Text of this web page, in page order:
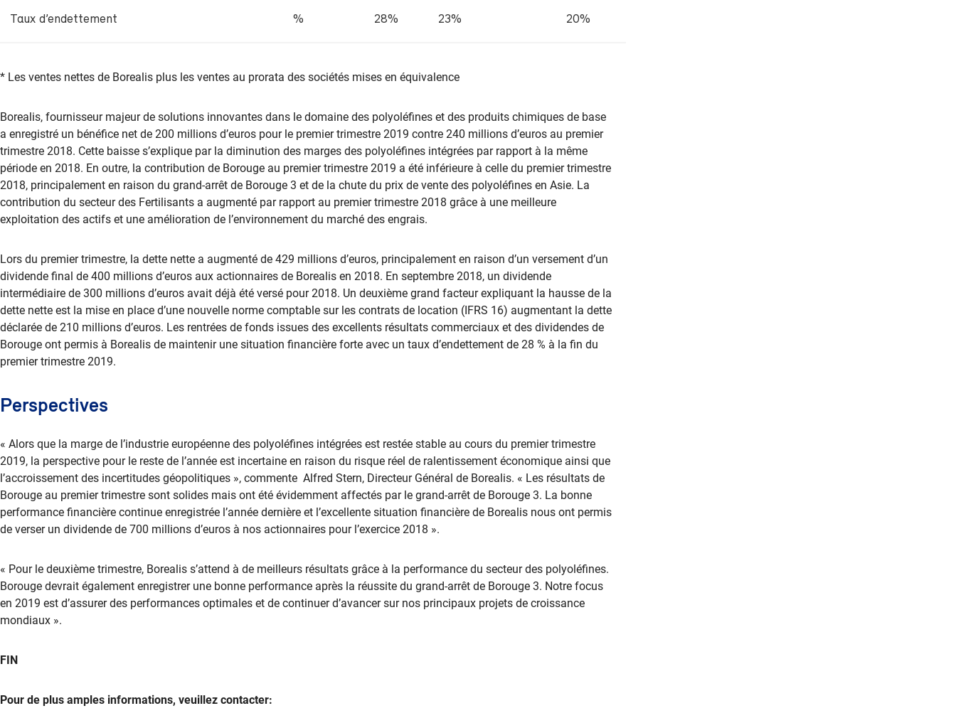
Taux d’endettement % 28% 23% 20%
* Les ventes nettes de Borealis plus les ventes au prorata des sociétés mises en équivalence
Borealis, fournisseur majeur de solutions innovantes dans le domaine des polyoléfines et des produits chimiques de base
a enregistré un bénéfice net de 200 millions d’euros pour le premier trimestre 2019 contre 240 millions d’euros au premier
trimestre 2018. Cette baisse s’explique par la diminution des marges des polyoléfines intégrées par rapport à la même
période en 2018. En outre, la contribution de Borouge au premier trimestre 2019 a été inférieure à celle du premier trimestre
2018, principalement en raison du grand-arrêt de Borouge 3 et de la chute du prix de vente des polyoléfines en Asie. La
contribution du secteur des Fertilisants a augmenté par rapport au premier trimestre 2018 grâce à une meilleure
exploitation des actifs et une amélioration de l’environnement du marché des engrais.
Lors du premier trimestre, la dette nette a augmenté de 429 millions d’euros, principalement en raison d’un versement d’un
dividende final de 400 millions d’euros aux actionnaires de Borealis en 2018. En septembre 2018, un dividende
intermédiaire de 300 millions d’euros avait déjà été versé pour 2018. Un deuxième grand facteur expliquant la hausse de la
dette nette est la mise en place d’une nouvelle norme comptable sur les contrats de location (IFRS 16) augmentant la dette
déclarée de 210 millions d’euros. Les rentrées de fonds issues des excellents résultats commerciaux et des dividendes de
Borouge ont permis à Borealis de maintenir une situation financière forte avec un taux d’endettement de 28 % à la fin du
premier trimestre 2019.
Perspectives
« Alors que la marge de l’industrie européenne des polyoléfines intégrées est restée stable au cours du premier trimestre
2019, la perspective pour le reste de l’année est incertaine en raison du risque réel de ralentissement économique ainsi que
l’accroissement des incertitudes géopolitiques », commente Alfred Stern, Directeur Général de Borealis. « Les résultats de
Borouge au premier trimestre sont solides mais ont été évidemment affectés par le grand-arrêt de Borouge 3. La bonne
performance financière continue enregistrée l’année dernière et l’excellente situation financière de Borealis nous ont permis
de verser un dividende de 700 millions d’euros à nos actionnaires pour l’exercice 2018 ».
« Pour le deuxième trimestre, Borealis s’attend à de meilleurs résultats grâce à la performance du secteur des polyoléfines.
Borouge devrait également enregistrer une bonne performance après la réussite du grand-arrêt de Borouge 3. Notre focus
en 2019 est d’assurer des performances optimales et de continuer d’avancer sur nos principaux projets de croissance
mondiaux ».
FIN
Pour de plus amples informations, veuillez contacter: